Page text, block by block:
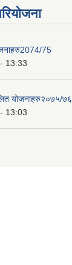
75
13:33
योजनाहरु२०७५/७६
13:03